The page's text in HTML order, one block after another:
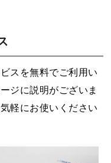
スを無料でご利用い
ジに説明がございま
軽にお使いください